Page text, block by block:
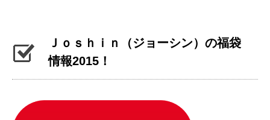
Ｊｏｓｈｉｎ（ジョーシン）の福袋
情報2015！